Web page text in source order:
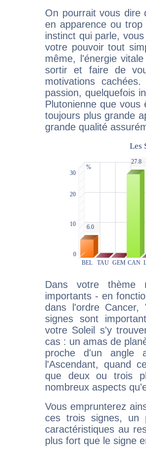
On pourrait vous dire
en apparence ou
instinct qui parle,
votre pouvoir tout
même, l'énergie
sortir et faire de
motivations
passion, quelquefois
Plutonienne que
toujours plus grande
grande qualité
Dans votre thème
importants - en
dans l'ordre Cancer,
signes sont
votre Soleil s'y
cas : un amas de
proche d'un
l'Ascendant, quand
que deux ou trois
nombreux aspects
Vous emprunterez
ces trois signes, un
caractéristiques au
plus fort que le signe